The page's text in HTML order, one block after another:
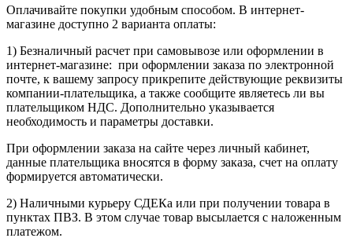
Оплачивайте покупки удобным способом. В интернет-
магазине доступно 2 варианта оплаты:
1) Безналичный расчет при самовывозе или оформлении в
интернет-магазине: при оформлении заказа по электронной
почте, к вашему запросу прикрепите действующие реквизиты
компании-плательщика, а также сообщите являетесь ли вы
плательщиком НДС. Дополнительно указывается
необходимость и параметры доставки.
При оформлении заказа на сайте через личный кабинет,
данные плательщика вносятся в форму заказа, счет на оплату
формируется автоматически.
2) Наличными курьеру СДЕКа или при получении товара в
пунктах ПВЗ. В этом случае товар высылается с наложенным
платежом.